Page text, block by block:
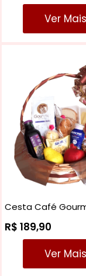
Ver Mais
Cesta Café
R$ 189,90
Ver Mais